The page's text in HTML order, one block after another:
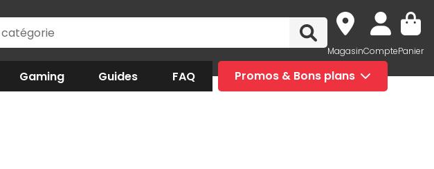
MagasinComptePanier
Gaming Guides FAQ Promos & Bons plans